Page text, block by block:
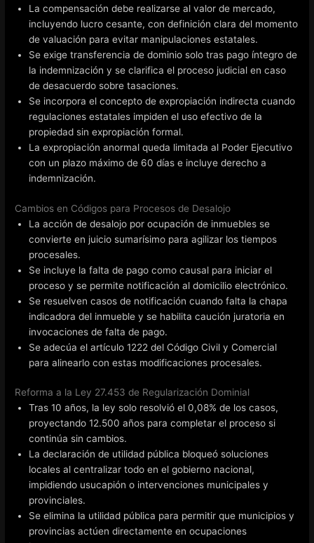
La compensación debe realizarse al valor de mercado,
incluyendo lucro cesante, con definición clara del momento
de valuación para evitar manipulaciones estatales.
Se exige transferencia de dominio solo tras pago íntegro de
la indemnización y se clarifica el proceso judicial en caso
de desacuerdo sobre tasaciones.
Se incorpora el concepto de expropiación indirecta cuando
regulaciones estatales impiden el uso efectivo de la
propiedad sin expropiación formal.
La expropiación anormal queda limitada al Poder Ejecutivo
con un plazo máximo de 60 días e incluye derecho a
indemnización.
Cambios en Códigos para Procesos de Desalojo
La acción de desalojo por ocupación de inmuebles se
convierte en juicio sumarísimo para agilizar los tiempos
procesales.
Se incluye la falta de pago como causal para iniciar el
proceso y se permite notificación al domicilio electrónico.
Se resuelven casos de notificación cuando falta la chapa
indicadora del inmueble y se habilita caución juratoria en
invocaciones de falta de pago.
Se adecúa el artículo 1222 del Código Civil y Comercial
para alinearlo con estas modificaciones procesales.
Reforma a la Ley 27.453 de Regularización Dominial
Tras 10 años, la ley solo resolvió el 0,08% de los casos,
proyectando 12.500 años para completar el proceso si
continúa sin cambios.
La declaración de utilidad pública bloqueó soluciones
locales al centralizar todo en el gobierno nacional,
impidiendo usucapión o intervenciones municipales y
provinciales.
Se elimina la utilidad pública para permitir que municipios y
provincias actúen directamente en ocupaciones